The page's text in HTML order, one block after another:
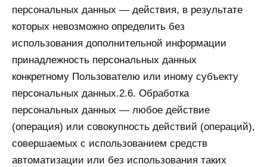
персональных данных — действия, в результате
которых невозможно определить без
использования дополнительной информации
принадлежность персональных данных
конкретному Пользователю или иному субъекту
персональных данных.2.6. Обработка
персональных данных — любое действие
(операция) или совокупность действий (операций),
совершаемых с использованием средств
автоматизации или без использования таких